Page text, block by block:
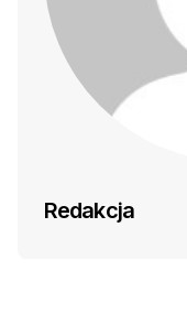
Redakcja